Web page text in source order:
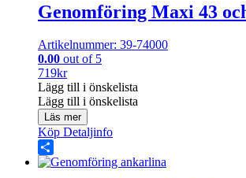
Genomföring Maxi 43
Artikelnummer: 39-74000
0.00 out of 5
719kr
Lägg till i önskelista
Lägg till i önskelista
Läs mer
Köp Detaljinfo
Share